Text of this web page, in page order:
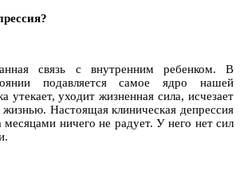
связь с внутренним ребенком. В
подавляется самое ядро нашей
утекает, уходит жизненная сила, исчезает
Настоящая клиническая депрессия
месяцами ничего не радует. У него нет сил